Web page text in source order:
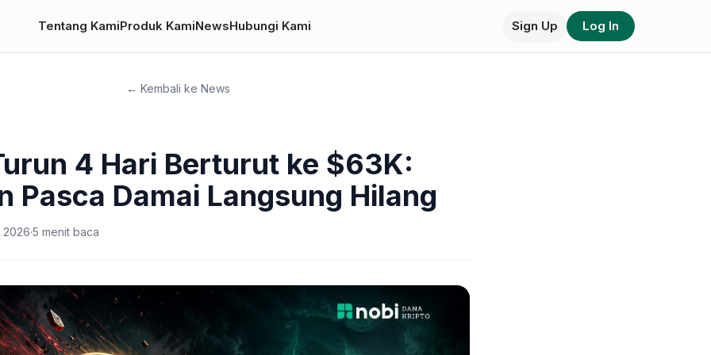
Tentang KamiProduk KamiNewsHubungi Kami Sign Up Log In
← Kembali ke News
4 Hari Berturut ke $63K:
Pasca Damai Langsung Hilang
2026·5 menit baca